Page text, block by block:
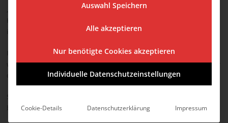
„Adrian“ war ein sehr einsames, stark vernachlässigtes Kind. Als kleines
Kind von der Mutter verlassen, lebte er beim Vater, der sich nicht um
Irgendwie überlebte er in all den Jahren. Wenn sein Hunger zu groß
wurde, ernährte er sich von ungesunden Dingen, was seine Zähne über
die Jahre zerstörte.
Seelische Kälte, mangelnde Zuwendung bestimmten sein Leben. Lange
bemerkte dies niemand.
Auswahl Speichern
Alle akzeptieren
Nur benötigte Cookies akzeptieren
Individuelle Datenschutzeinstellungen
Cookie-Details Datenschutzerklärung Impressum